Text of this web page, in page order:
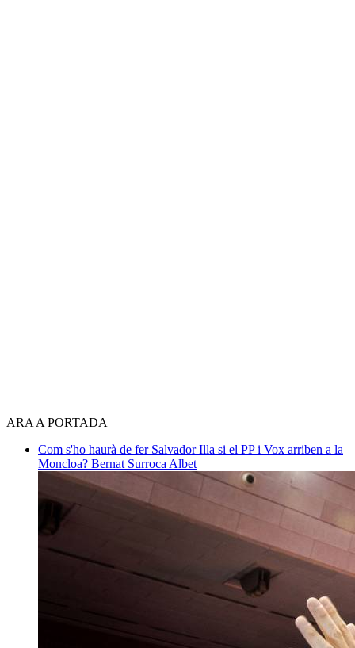
ARA A PORTADA
Com s'ho haurà de fer Salvador Illa si el PP i Vox arriben a la
Moncloa? Bernat Surroca Albet